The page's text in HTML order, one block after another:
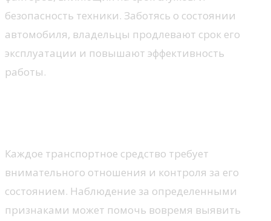
безопасность техники. Заботясь о состоянии
автомобиля, владельцы продлевают срок его
эксплуатации и повышают эффективность
работы.
Каждое транспортное средство требует
внимательного отношения и контроля за его
состоянием. Наблюдение за определенными
признаками может помочь вовремя выявить